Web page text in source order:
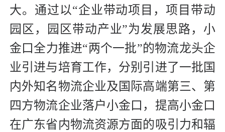
大。通过以“企业带动项目，项目带动
园区，园区带动产业”为发展思路，小
金口全力推进“两个一批”的物流龙头企
业引进与培育工作，分别引进了一批国
内外知名物流企业及国际高端第三、第
四方物流企业落户小金口，提高小金口
在广东省内物流资源方面的吸引力和辐